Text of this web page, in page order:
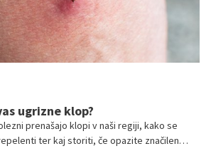
ugrizne klop?
prenašajo klopi v naši regiji, kako se
ter kaj storiti, če opazite značilen